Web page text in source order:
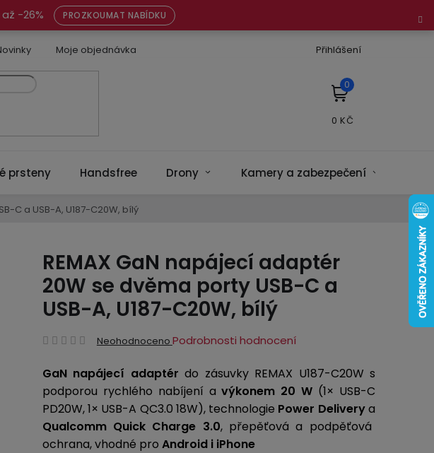
-26% PROZKOUMAT NABÍDKU
Moje objednávka Přihlášení
NÁKUPNÍ
KOŠÍK
prsteny Handsfree Drony Kamery a zabezpečení
C a USB-A, U187-C20W, bílý
REMAX GaN napájecí adaptér
20W se dvěma porty USB-C a
USB-A, U187-C20W, bílý
Průměrné
produktu
je
0,0
z
5
Neohodnoceno Podrobnosti hodnocení
GaN napájecí adaptér do zásuvky REMAX U187-C20W s
podporou rychlého nabíjení avýkonem 20 W (1× USB-C
PD20W, 1× USB-A QC3.0 18W), technologie Power Deliverya
Qualcomm Quick Charge 3.0, přepěťová a podpěťová
ochrana, vhodné pro Android i iPhone